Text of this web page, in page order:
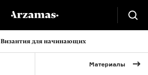
Византия для начинающих
Материалы